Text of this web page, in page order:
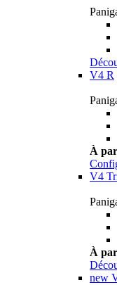
V4 R
À
V4
À
new